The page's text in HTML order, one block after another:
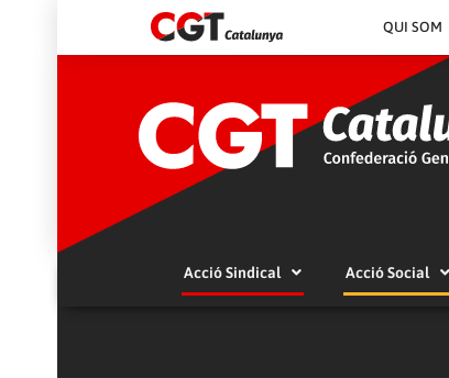
QUI SOM
Acció Sindical Acció Social